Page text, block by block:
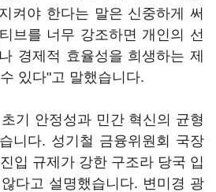
켜야 한다는 말은 신중하게 써
브를 너무 강조하면 개인의 선
경제적 효율성을 희생하는 제
있다"고 말했습니다.
기 안정성과 민간 혁신의 균형
니다. 성기철 금융위원회 국장
입 규제가 강한 구조라 당국 입
다고 설명했습니다. 변미경 광